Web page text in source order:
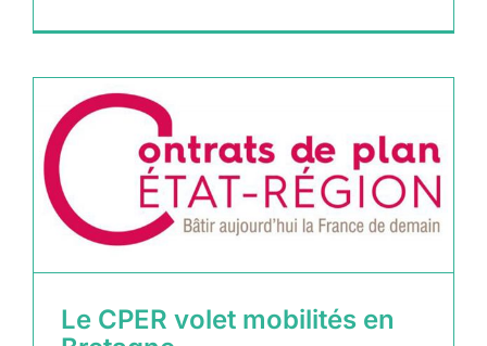
Le CPER volet mobilités en